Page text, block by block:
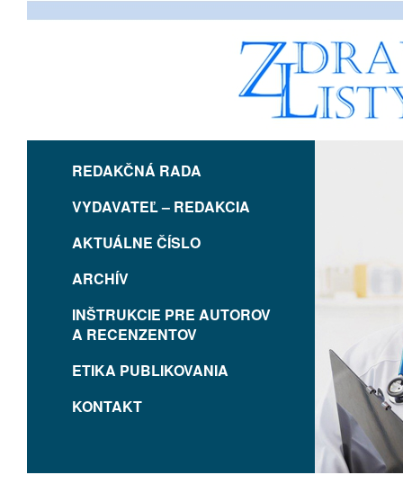
REDAKČNÁ RADA
VYDAVATEĽ – REDAKCIA
AKTUÁLNE ČÍSLO
ARCHÍV
INŠTRUKCIE PRE AUTOROV
A RECENZENTOV
ETIKA PUBLIKOVANIA
KONTAKT